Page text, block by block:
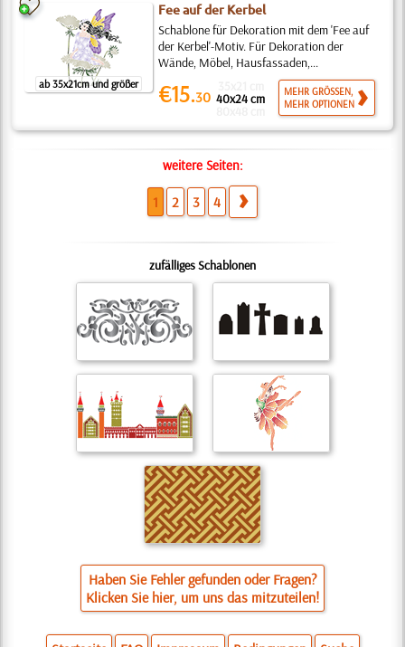
ab 35x21cm und größer
Fee auf der Kerbel
Schablone für Dekoration mit dem 'Fee auf
der Kerbel'-Motiv. Für Dekoration der
Wände, Möbel, Hausfassaden,...
€15.30 40x24 cm
MEHR GRÖSSEN,
MEHR OPTIONEN
weitere Seiten:
1 2 3 4
zufälliges Schablonen
Haben Sie Fehler gefunden oder Fragen?
Klicken Sie hier, um uns das mitzuteilen!